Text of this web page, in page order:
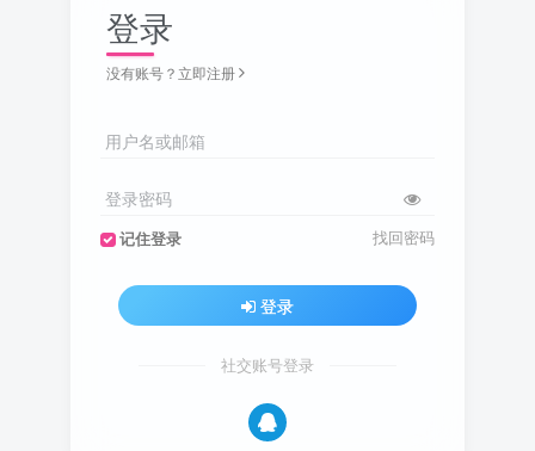
登录
没有账号？立即注册
用户名或邮箱
登录密码
记住登录 找回密码
登录
社交账号登录